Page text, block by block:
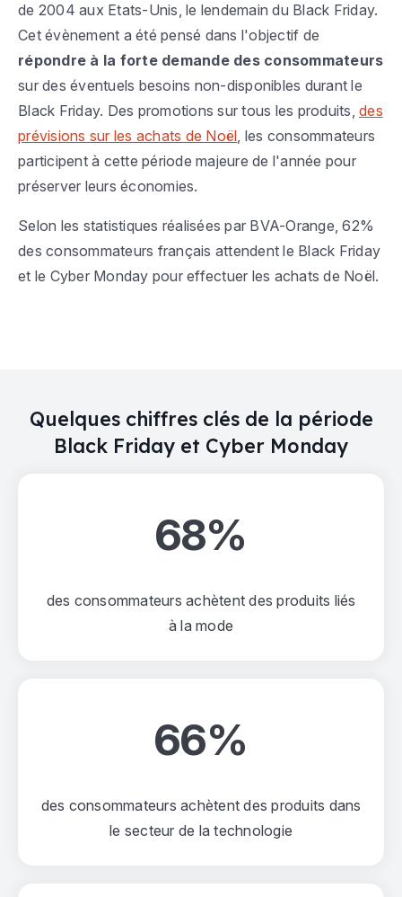
de 2004 aux Etats-Unis, le lendemain du Black Friday.
Cet évènement a été pensé dans l'objectif de
répondre à la forte demande des consommateurs
sur des éventuels besoins non-disponibles durant le
Black Friday. Des promotions sur tous les produits, des
prévisions sur les achats de Noël, les consommateurs
participent à cette période majeure de l'année pour
préserver leurs économies.
Selon les statistiques réalisées par BVA-Orange, 62%
des consommateurs français attendent le Black Friday
et le Cyber Monday pour effectuer les achats de Noël.
Quelques chiffres clés de la période
Black Friday et Cyber Monday
68%
des consommateurs achètent des produits liés
à la mode
66%
des consommateurs achètent des produits dans
le secteur de la technologie